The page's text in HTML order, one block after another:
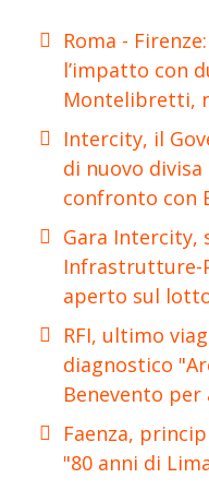
Roma -
l’impatto con
Montelibretti,
Intercity, il
di nuovo
confronto con
Gara Intercity,
Infrastrutture-
aperto sul
RFI, ultimo
diagnostico
Benevento
Faenza,
"80 anni di